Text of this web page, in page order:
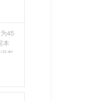
45
本
有
假